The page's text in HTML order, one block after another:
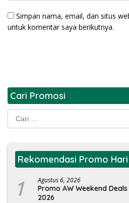
Simpan nama, email, dan situs
untuk komentar saya berikutnya.
Cari Promosi
Cari
untuk:
Rekomendasi Promo Hari
1 Agustus 6, 2026
Promo AW Weekend
2026